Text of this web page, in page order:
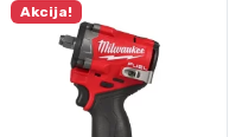
Akcija!